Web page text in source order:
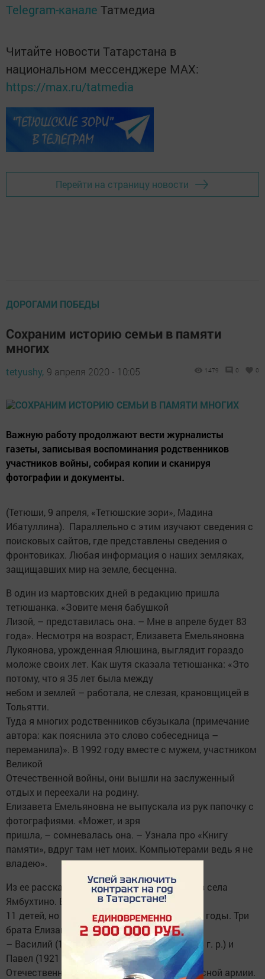
Telegram-канале Татмедиа
Читайте новости Татарстана в
национальном мессенджере MАХ:
https://max.ru/tatmedia
Перейти на страницу новости
ДОРОГАМИ ПОБЕДЫ
Сохраним историю семьи в памяти
многих
tetyushy, 9 апреля 2020 - 10:05 1479 0 0
Важную работу продолжают вести журналисты
газеты, записывая воспоминания родственников
участников войны, собирая копии и сканируя
фотографии и документы.
(Тетюши, 9 апреля, «Тетюшские зори», Мадина
Ибатуллина). Параллельно с этим изучают сведения с
поисковых сайтов, где представлены сведения о
фронтовиках. Любая информация о наших земляках,
защищавших мир на земле, бесценна.
В один из мартовских дней в редакцию пришла
тетюшанка. «Зовите меня бабушкой
Лизой, – представилась она. – Мне в апреле будет 83
года». Несмотря на возраст, Елизавета Емельяновна
Лукоянова, урожденная Ялюшина, выглядит гораздо
моложе своих лет. Как шутя сказала тетюшанка: «Это
потому, что я 35 лет была между
небом и землей – работала, не слезая, крановщицей в
Тольятти.
Туда я многих родственников сбузыкала (примечание
автора: как пояснила это слово собеседница –
переманила)». В 1992 году вместе с мужем, участником
Великой
Отечественной войны, они вышли на заслуженный
отдых и переехали на родину.
Елизавета Емельяновна не выпускала из рук папочку с
фотографиями. «Может, и зря
пришла, – сомневалась она. – Узнала про «Книгу
памяти», вдруг там нет моих. Компьютерами ведь я не
владею».
Из ее рассказа мы узнали, что родом она из села
Ямбухтино. В семье Ялюшиных было
11 детей, но три ребенка умерли в голодные годы. Три
брата Елизаветы Емельяновны
– Василий (1912 года рождения), Петр (1918 г. р.) и
Павел (1921 г. р.) в годы Великой
Отечественной войны служили в рядах Красной армии.